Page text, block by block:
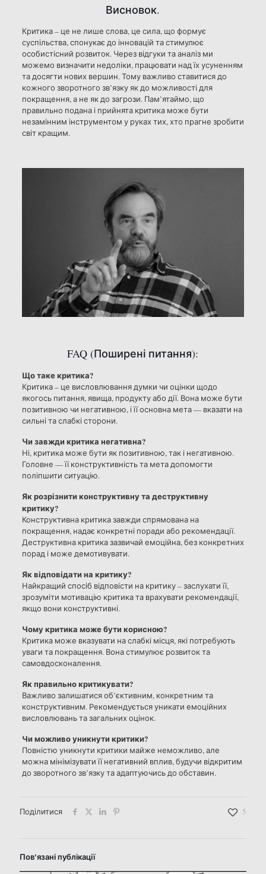
Висновок.
Критика – це не лише слова, це сила, що формує
суспільства, спонукає до інновацій та стимулює
особистісний розвиток. Через відгуки та аналіз ми
можемо визначити недоліки, працювати над їх усуненням
та досягти нових вершин. Тому важливо ставитися до
кожного зворотного зв’язку як до можливості для
покращення, а не як до загрози. Пам’ятаймо, що
правильно подана і прийнята критика може бути
незамінним інструментом у руках тих, хто прагне зробити
світ кращим.
FAQ (Поширені питання):
Що таке критика?
Критика – це висловлювання думки чи оцінки щодо
якогось питання, явища, продукту або дії. Вона може бути
позитивною чи негативною, і її основна мета — вказати на
сильні та слабкі сторони.
Чи завжди критика негативна?
Ні, критика може бути як позитивною, так і негативною.
Головне — її конструктивність та мета допомогти
поліпшити ситуацію.
Як розрізнити конструктивну та деструктивну
критику?
Конструктивна критика завжди спрямована на
покращення, надає конкретні поради або рекомендації.
Деструктивна критика зазвичай емоційна, без конкретних
порад і може демотивувати.
Як відповідати на критику?
Найкращий спосіб відповісти на критику – заслухати її,
зрозуміти мотивацію критика та врахувати рекомендації,
якщо вони конструктивні.
Чому критика може бути корисною?
Критика може вказувати на слабкі місця, які потребують
уваги та покращення. Вона стимулює розвиток та
самовдосконалення.
Як правильно критикувати?
Важливо залишатися об’єктивним, конкретним та
конструктивним. Рекомендується уникати емоційних
висловлювань та загальних оцінок.
Чи можливо уникнути критики?
Повністю уникнути критики майже неможливо, але
можна мінімізувати її негативний вплив, будучи відкритим
до зворотного зв’язку та адаптуючись до обставин.
Поділитися 5
Пов'язані публікації